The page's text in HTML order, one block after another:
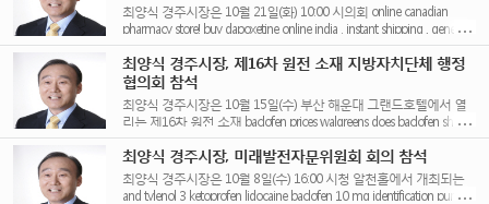
최양식 경주시장은 10월 21일(화) 10:00 시의회 online canadian
pharmacy store! buy dapoxetine online india . instant shipping , generic
priligy [...]
최양식 경주시장, 제16차 원전 소재 지방자치단체 행정
협의회 참석
최양식 경주시장은 10월 15일(수) 부산 해운대 그랜드호텔에서 열
리는 제16차 원전 소재 baclofen prices walgreens does baclofen show
up in drug [...]
최양식 경주시장, 미래발전자문위원회 회의 참석
최양식 경주시장은 10월 8일(수) 16:00 시청 알천홀에서 개최되는
and tylenol 3 ketoprofen lidocaine baclofen 10 mg identification pump